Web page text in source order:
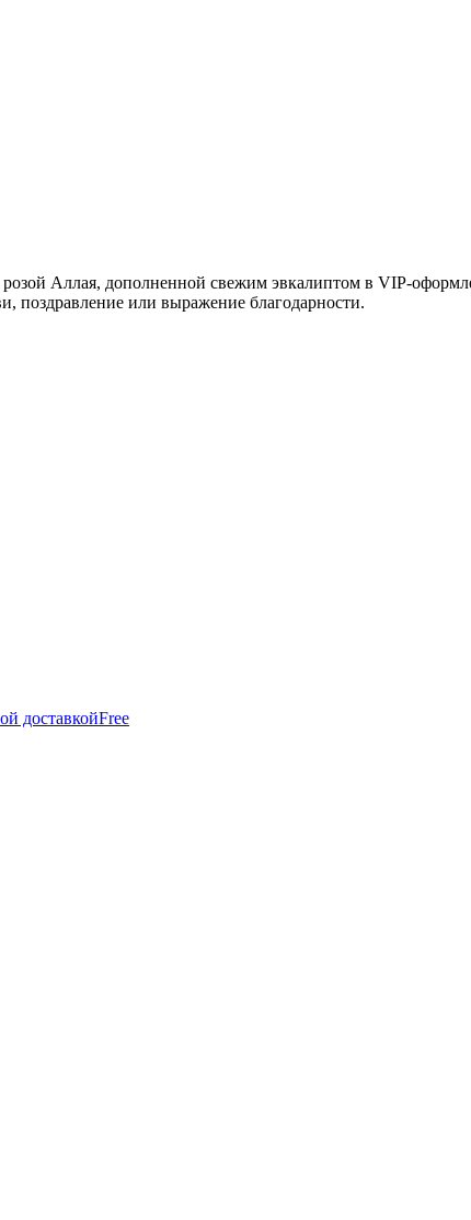
Аллая, дополненной свежим эвкалиптом в VIP-
поздравление или выражение благодарности.
доставкойFree